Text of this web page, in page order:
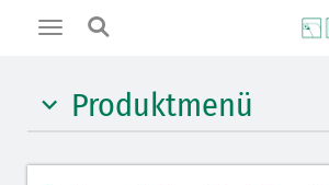
Toggle
Produktmenü